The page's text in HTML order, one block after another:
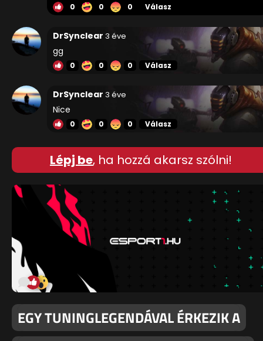
0 0 0 Válasz
DrSynclear 3 éve
gg
0 0 0 Válasz
DrSynclear 3 éve
Nice
0 0 0 Válasz
Lépj be, ha hozzá akarsz szólni!
EGY TUNINGLEGENDÁVAL ÉRKEZIK A